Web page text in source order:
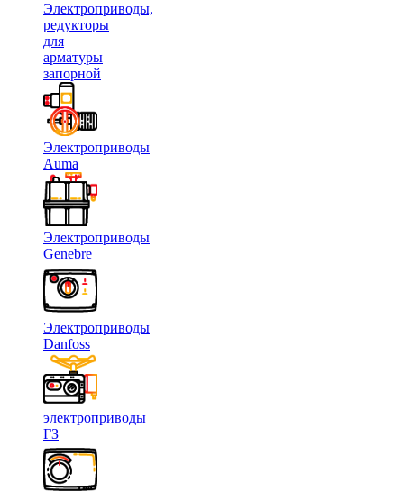
Электроприводы,
редукторы
для
арматуры
запорной
Электроприводы
Auma
Электроприводы
Genebre
Электроприводы
Danfoss
электроприводы
ГЗ